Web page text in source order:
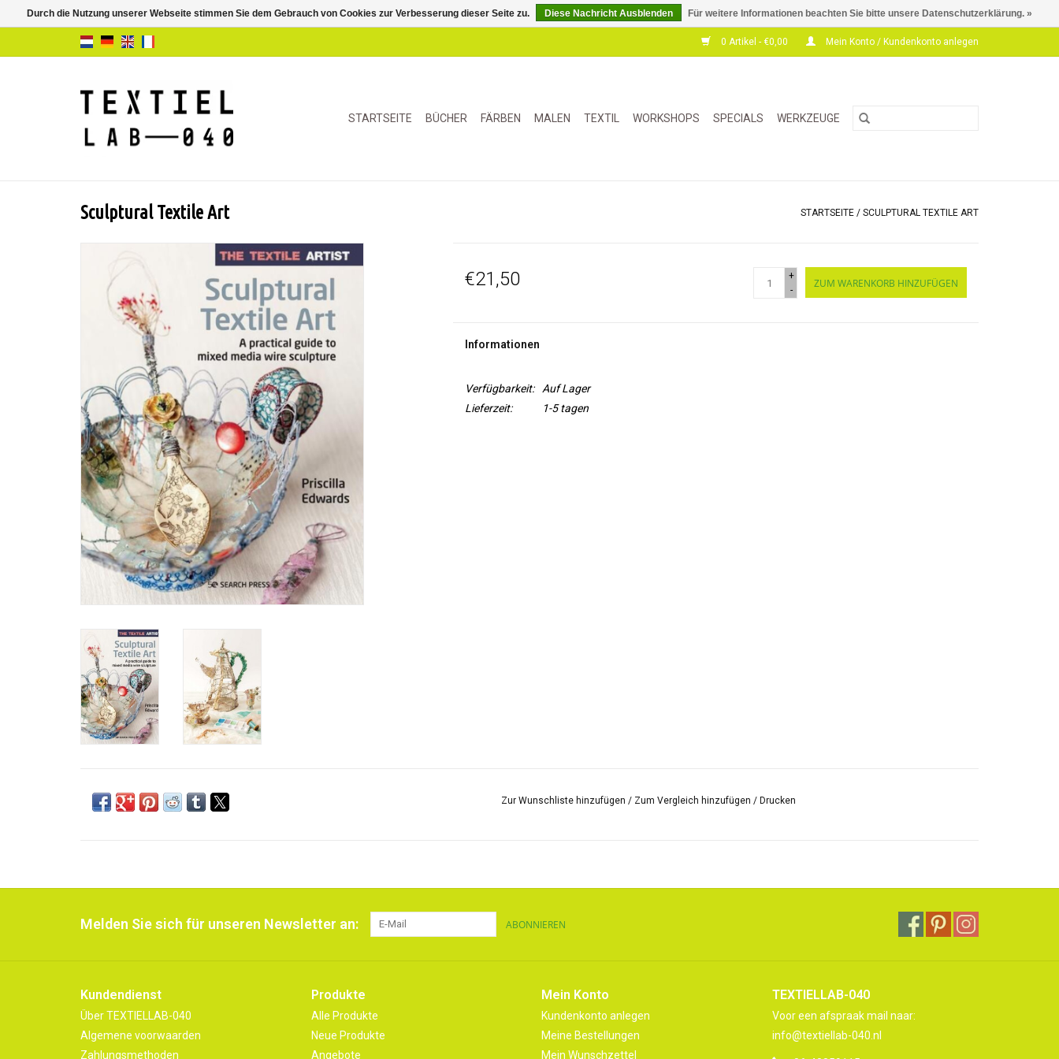
0 Artikel - €0,00 Mein Konto / Kundenkonto anlegen
STARTSEITE BÜCHER FÄRBEN MALEN TEXTIL WORKSHOPS SPECIALS WERKZEUGE
Sculptural Textile Art STARTSEITE / SCULPTURAL TEXTILE ART
€21,50
+
-
ZUM WARENKORB HINZUFÜGEN
Informationen
Verfügbarkeit:
Auf Lager
Lieferzeit:
1-5 tagen
Zur Wunschliste hinzufügen / Zum Vergleich hinzufügen /Drucken
Melden Sie sich für unseren Newsletter an: ABONNIEREN
Kundendienst
Über TEXTIELLAB-040
Algemene voorwaarden
Zahlungsmethoden
Produkte
Alle Produkte
Neue Produkte
Angebote
Mein Konto
Kundenkonto anlegen
Meine Bestellungen
Mein Wunschzettel
TEXTIELLAB-040
Voor een afspraak mail naar:
info@textiellab-040.nl
Durch die Nutzung unserer Webseite stimmen Sie dem Gebrauch von Cookies zur Verbesserung dieser Seite zu. Diese Nachricht Ausblenden Für weitere Informationen beachten Sie bitte unsere Datenschutzerklärung. »